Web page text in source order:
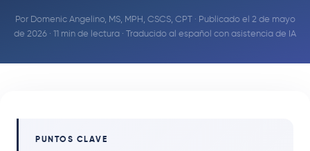
Por Domenic Angelino, MS, MPH, CSCS, CPT· Publicado el 2 de mayo
de 2026 · 11 min de lectura · Traducido al español con asistencia de IA
PUNTOS CLAVE